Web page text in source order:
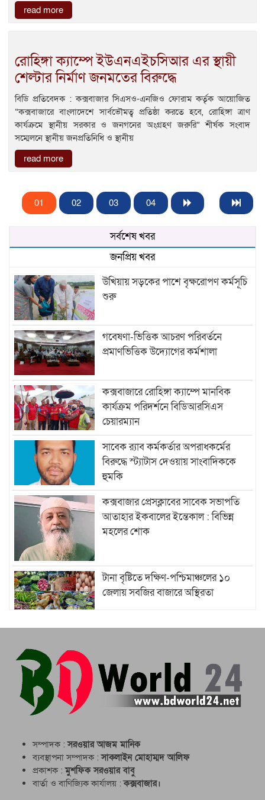
read more
রোহিঙ্গা ক্যাম্পে ইউএনএইচসিআর এর স্থায়ী
শেল্টার নির্মাণ জনমতের বিরুদ্ধে
বিডি প্রতিবেদক : কক্সবাজার সিএসও-এনজিও ফোরাম কর্তৃক আয়োজিত
“কক্সবাজারে বাংলাদেশে সার্বভৌমত্ব প্রতিষ্ঠা করতে হবে, রোহিঙ্গা ত্রাণ
কার্যক্রমে স্থানীয় সরকার ও জনগনের অংগ্রহণ জরুরি” শীর্ষক সংবাদ
সম্মেলনে স্থানীয় জনপ্রতিনিধি ও স্থানীয়
read more
01 02 03 04
সর্বশেষ খবর
জনপ্রিয় খবর
উখিয়ায় সড়কের পাশে বৃক্ষরোপণ কর্মসূচি
শুরু
গবেষণা-ভিত্তিক আচরণ পরিবর্তনে
প্রমাণভিত্তিক উদ্যোগের কর্মশালা
কক্সবাজারে রোহিঙ্গা ক্যাম্পে মানবিক
কার্যক্রম পরিদর্শনে বিডিআরসিএস
চেয়ারম্যান
সাবেক র‍্যাব কর্মকর্তার অপরাধকর্মের
বিরুদ্ধে স্ট্যাটাস দেওয়ায় সাংবাদিককে
হুমকি
কক্সবাজার প্রেসক্লাবের সাবেক সভাপতি
আতাহার ইকবালের ইন্তেকাল : বিভিন্ন
মহলের শোক
টানা বৃষ্টিতে দক্ষিণ-পশ্চিমাঞ্চলের ১০
জেলায় সবজির বাজারে অস্থিরতা
মহেশখালীর বন্যাকবলিত ৭০০ পরিবারকে
সিপিজিসিবিএলের ত্রাণ সহায়তা
সাতকানিয়ায় বন্যার্ত ৮৫০ মানুষকে
সেনাবাহিনীর বিনামূল্যে চিকিৎসাসেবা
সম্পাদক :সরওয়ার আজম মানিক
ব্যবস্থাপনা সম্পাদক :সাকলাইন মোহাম্মদ আলিফ
প্রকাশক :মুশফিক সরওয়ার বাবু
বার্তা ও বাণিজ্যিক কার্যালয় :কক্সবাজার।